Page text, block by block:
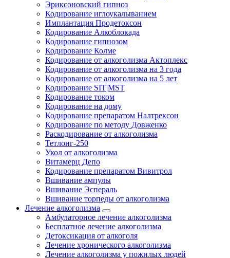
Эриксоновский гипноз
Кодирование иглоукалыванием
Имплантация Продетоксон
Кодирование Алкоблокада
Кодирование гипнозом
Кодирование Колме
Кодирование от алкоголизма Актоплекс
Кодирование от алкоголизма на 3 года
Кодирование от алкоголизма на 5 лет
Кодирование SIT|MST
Кодирование током
Кодирование на дому
Кодирование препаратом Налтрексон
Кодирование по методу Довженко
Раскодирование от алкоголизма
Тетлонг-250
Укол от алкоголизма
Витамерц Депо
Кодирование препаратом Вивитрол
Вшивание ампулы
Вшивание Эспераль
Вшивание торпеды от алкоголизма
Лечение алкоголизма
Амбулаторное лечение алкоголизма
Бесплатное лечение алкоголизма
Детоксикация от алкоголя
Лечение хронического алкоголизма
Лечение алкоголизма у пожилых людей